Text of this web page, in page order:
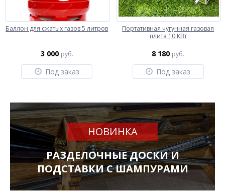
Баллон для сжатых газов 5 литров
3 000 руб.
Под заказ
Портативная чугунная газовая
плита 10 КВт
8 180 руб.
Под заказ
НОВИНКА
РАЗДЕЛОЧНЫЕ ДОСКИ И
ПОДСТАВКИ С ШАМПУРАМИ